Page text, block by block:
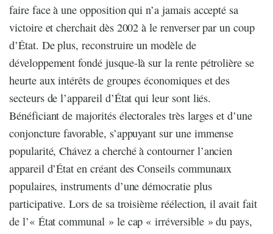
faire face à une opposition qui n’a jamais accepté sa
victoire et cherchait dès 2002 à le renverser par un coup
d’État. De plus, reconstruire un modèle de
développement fondé jusque-là sur la rente pétrolière se
heurte aux intérêts de groupes économiques et des
secteurs de l’appareil d’État qui leur sont liés.
Bénéficiant de majorités électorales très larges et d’une
conjoncture favorable, s’appuyant sur une immense
popularité, Chávez a cherché à contourner l’ancien
appareil d’État en créant des Conseils communaux
populaires, instruments d’une démocratie plus
participative. Lors de sa troisième réélection, il avait fait
de l’« État communal » le cap « irréversible » du pays,